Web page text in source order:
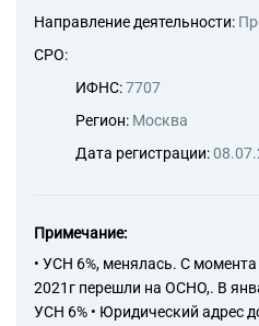
Направление деятельности:
СРО:
ИФНС:7707
Регион: Москва
Дата регистрации:
Примечание:
• УСН 6%, менялась. С
2021г перешли на ОСНО,. В
УСН 6% • Юридический адрес